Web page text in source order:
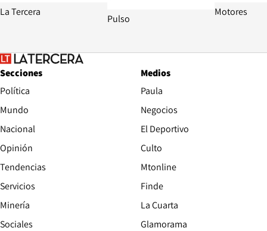
La Tercera
Pulso
Motores
Secciones
Política
Mundo
Nacional
Opinión
Tendencias
Servicios
Minería
Sociales
Medios
Paula
Negocios
El Deportivo
Culto
Mtonline
Finde
La Cuarta
Glamorama